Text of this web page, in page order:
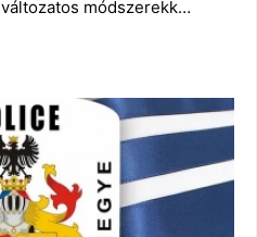
módszerekk…